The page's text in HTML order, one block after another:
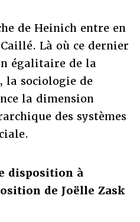
de Heinich entre en
Là où ce dernier
égalitaire de la
la sociologie de
la dimension
des systèmes
disposition à
de Joëlle Zask